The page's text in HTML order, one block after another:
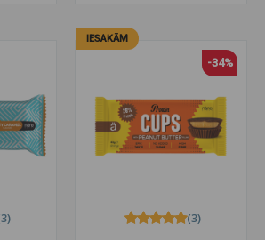
IESAKĀM
-34%
(3)